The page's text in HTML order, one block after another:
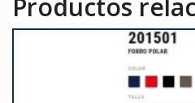
Productos